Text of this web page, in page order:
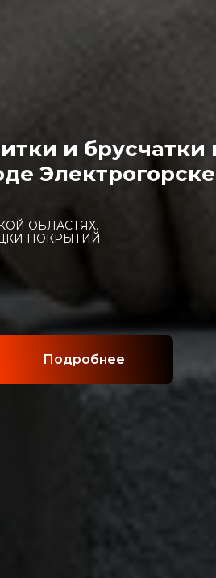
и
Электрогорске
ОБЛАСТЯХ.
ПОКРЫТИЙ
Подробнее